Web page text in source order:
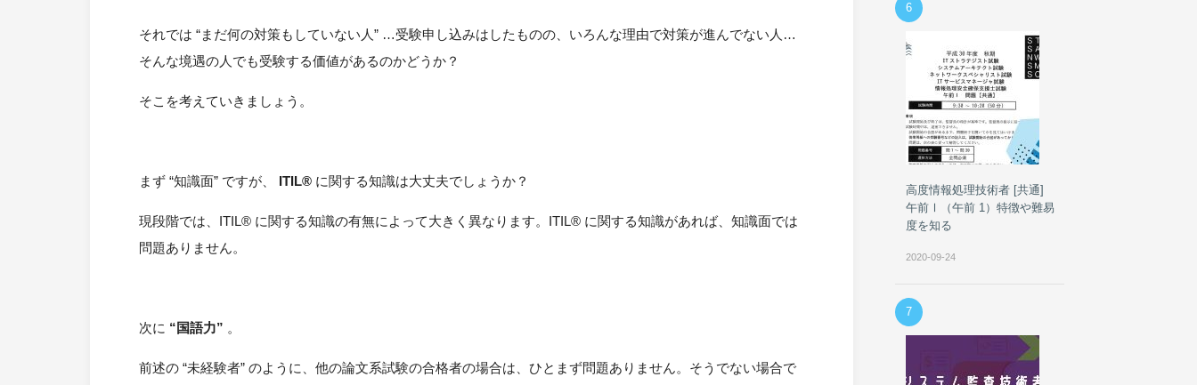
それでは “まだ何の対策もしていない人” …受験申し込みはしたものの、いろんな理由で対策が進んでない人…
そんな境遇の人でも受験する価値があるのかどうか？
そこを考えていきましょう。
まず “知識面” ですが、 ITIL® に関する知識は大丈夫でしょうか？
現段階では、ITIL® に関する知識の有無によって大きく異なります。ITIL® に関する知識があれば、知識面では
問題ありません。
次に “国語力” 。
前述の “未経験者” のように、他の論文系試験の合格者の場合は、ひとまず問題ありません。そうでない場合で
6
高度情報処理技術者 [共通]
午前Ⅰ（午前 1）特徴や難易
度を知る
2020-09-24
7